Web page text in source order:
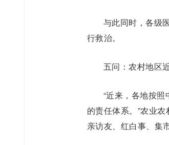
与此同时，各级
行救治。
五问：农村地区
“近来，各地按
的责任体系。”农业
亲访友、红白事、集